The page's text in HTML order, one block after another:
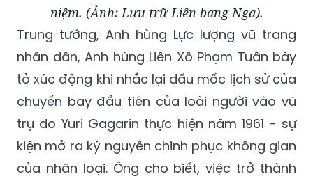
niệm. (Ảnh: Lưu trữ Liên bang Nga).
Trung tướng, Anh hùng Lực lượng vũ trang
nhân dân, Anh hùng Liên Xô Phạm Tuân bày
tỏ xúc động khi nhắc lại dấu mốc lịch sử của
chuyến bay đầu tiên của loài người vào vũ
trụ do Yuri Gagarin thực hiện năm 1961 - sự
kiện mở ra kỷ nguyên chinh phục không gian
của nhân loại. Ông cho biết, việc trở thành